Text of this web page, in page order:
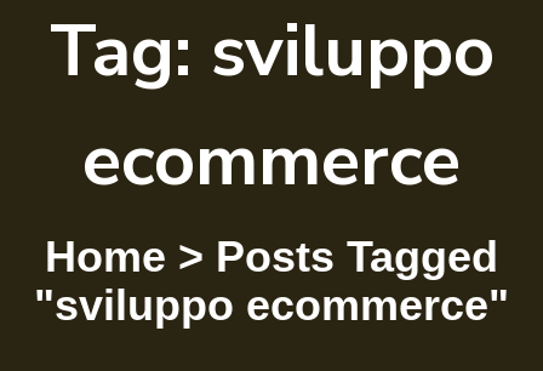
Tag: sviluppo
ecommerce
Home > Posts Tagged
"sviluppo ecommerce"